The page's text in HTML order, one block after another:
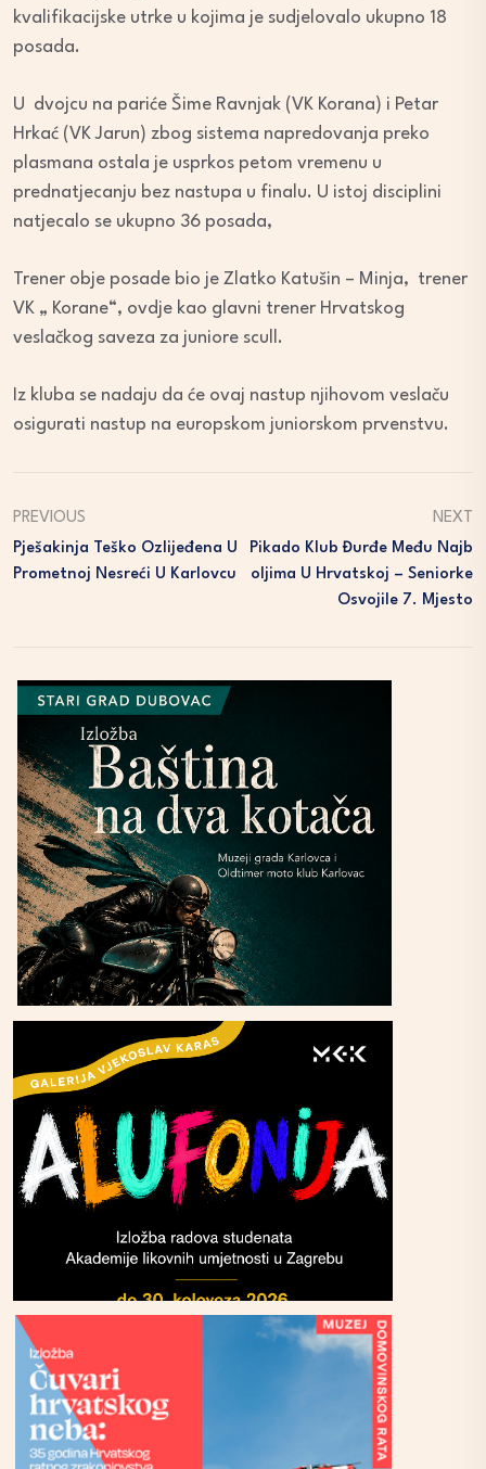
kvalifikacijske utrke u kojima je sudjelovalo ukupno 18
posada.
U dvojcu na pariće Šime Ravnjak (VK Korana) i Petar
Hrkać (VK Jarun) zbog sistema napredovanja preko
plasmana ostala je usprkos petom vremenu u
prednatjecanju bez nastupa u finalu. U istoj disciplini
natjecalo se ukupno 36 posada,
Trener obje posade bio je Zlatko Katušin – Minja, trener
VK „ Korane“, ovdje kao glavni trener Hrvatskog
veslačkog saveza za juniore scull.
Iz kluba se nadaju da će ovaj nastup njihovom veslaču
osigurati nastup na europskom juniorskom prvenstvu.
PREVIOUS
Pješakinja Teško Ozlijeđena U
Prometnoj Nesreći U Karlovcu
NEXT
Pikado Klub Đurđe Među Najb
Oljima U Hrvatskoj – Seniorke
Osvojile 7. Mjesto